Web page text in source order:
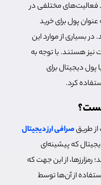
فعالیت‌های مختلفی در
پول برای خرید
بسیاری از موارد این
نیز هستند. با توجه به
پول دیجیتال برای
کرد.
از طریقصرافی ارز دیجیتال
که پیشینه‌ای
رمزارزها، از این جهت که
از آن‌ها توسط